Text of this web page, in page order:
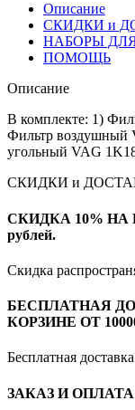
Описание
СКИДКИ и
НАБОРЫ
ПОМОЩЬ
Описание
В комплекте: 1)
Фильтр воздушный
угольный VAG
СКИДКИ и
СКИДКА 10% НА
рублей.
Скидка
БЕСПЛАТНАЯ
КОРЗИНЕ ОТ
Бесплатная
ЗАКАЗ И